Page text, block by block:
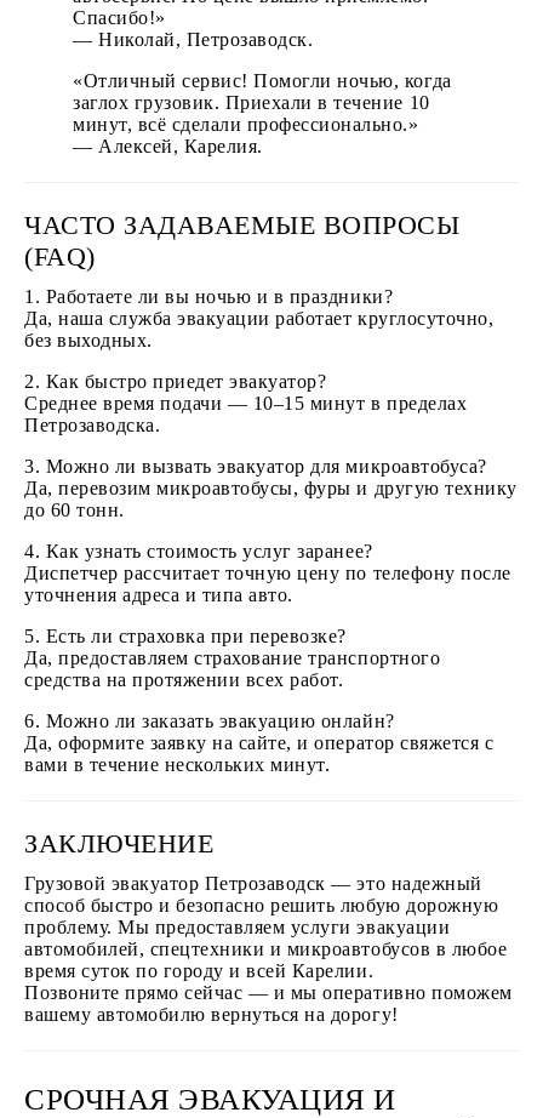
Спасибо!»
— Николай, Петрозаводск.
«Отличный сервис! Помогли ночью, когда
заглох грузовик. Приехали в течение 10
минут, всё сделали профессионально.»
— Алексей, Карелия.
ЧАСТО ЗАДАВАЕМЫЕ ВОПРОСЫ
(FAQ)
1. Работаете ли вы ночью и в праздники?
Да, наша служба эвакуации работает круглосуточно,
без выходных.
2. Как быстро приедет эвакуатор?
Среднее время подачи — 10–15 минут в пределах
Петрозаводска.
3. Можно ли вызвать эвакуатор для микроавтобуса?
Да, перевозим микроавтобусы, фуры и другую технику
до 60 тонн.
4. Как узнать стоимость услуг заранее?
Диспетчер рассчитает точную цену по телефону после
уточнения адреса и типа авто.
5. Есть ли страховка при перевозке?
Да, предоставляем страхование транспортного
средства на протяжении всех работ.
6. Можно ли заказать эвакуацию онлайн?
Да, оформите заявку на сайте, и оператор свяжется с
вами в течение нескольких минут.
ЗАКЛЮЧЕНИЕ
Грузовой эвакуатор Петрозаводск — это надежный
способ быстро и безопасно решить любую дорожную
проблему. Мы предоставляем услуги эвакуации
автомобилей, спецтехники и микроавтобусов в любое
время суток по городу и всей Карелии.
Позвоните прямо сейчас — и мы оперативно поможем
вашему автомобилю вернуться на дорогу!
СРОЧНАЯ ЭВАКУАЦИЯ И